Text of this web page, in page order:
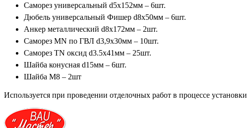
Саморез универсальный d5х152мм – 6шт.
Дюбель универсальный Фишер d8х50мм – 6шт.
Анкер металлический d8х172мм – 2шт.
Саморез MN по ГВЛ d3,9х30мм – 10шт.
Саморез TN оксид d3.5х41мм – 25шт.
Шайба конусная d15мм – 6шт.
Шайба M8 – 2шт
Используется при проведении отделочных работ в процессе